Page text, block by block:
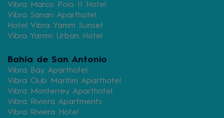
Vibra Marco Polo II Hotel
Vibra Sanan Aparthotel
Hotel Vibra Yamm Sunset
Vibra Yamm Urban Hotel
Bahía de San Antonio
Vibra Bay Aparthotel
Vibra Club Maritim Aparthotel
Vibra Monterrey Aparthotel
Vibra Riviera Apartments
Vibra Riviera Hotel